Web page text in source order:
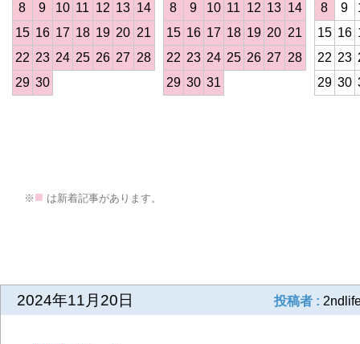
8
9 10 11 12 13 14
15 16 17 18 19 20 21
22 23 24 25 26 27 28
29 30
8
9 10 11 12 13 14
15 16 17 18 19 20 21
22 23 24 25 26 27 28
29 30 31
8
9
15 16
22 23
29 30
※ ■ は新着記事があります。
2024年11月20日 投稿者 :